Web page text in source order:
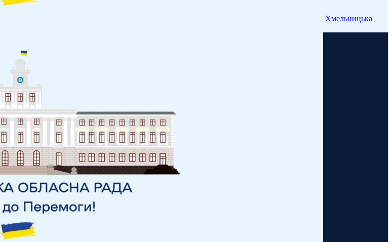
Хмельницька